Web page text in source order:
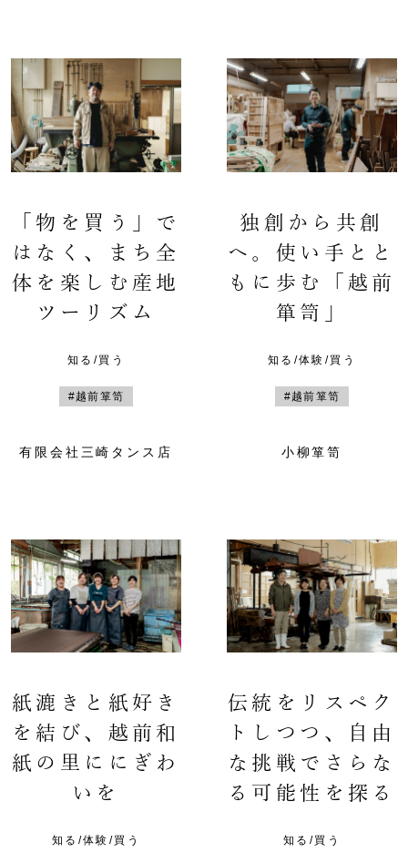
「物を買う」で
はなく、まち全
体を楽しむ産地
ツーリズム
知る/買う
#越前箪笥
有限会社三崎タンス店
独創から共創
へ。使い手とと
もに歩む「越前
箪笥」
知る/体験/買う
#越前箪笥
小柳箪笥
紙漉きと紙好き
を結び、越前和
紙の里ににぎわ
いを
知る/体験/買う
伝統をリスペク
トしつつ、自由
な挑戦でさらな
る可能性を探る
知る/買う